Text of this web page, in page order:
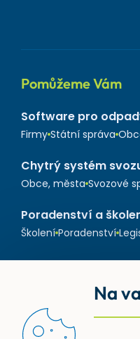
Pomůžeme Vám
Software pro
Firmy Státní správa
Chytrý systém
Obce, města Svozové
Poradenství a
Školení Poradenství
Na